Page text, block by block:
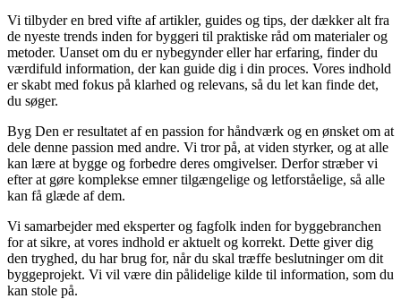
Vi tilbyder en bred vifte af artikler, guides og tips, der dækker alt fra
de nyeste trends inden for byggeri til praktiske råd om materialer og
metoder. Uanset om du er nybegynder eller har erfaring, finder du
værdifuld information, der kan guide dig i din proces. Vores indhold
er skabt med fokus på klarhed og relevans, så du let kan finde det,
du søger.
Byg Den er resultatet af en passion for håndværk og en ønsket om at
dele denne passion med andre. Vi tror på, at viden styrker, og at alle
kan lære at bygge og forbedre deres omgivelser. Derfor stræber vi
efter at gøre komplekse emner tilgængelige og letforståelige, så alle
kan få glæde af dem.
Vi samarbejder med eksperter og fagfolk inden for byggebranchen
for at sikre, at vores indhold er aktuelt og korrekt. Dette giver dig
den tryghed, du har brug for, når du skal træffe beslutninger om dit
byggeprojekt. Vi vil være din pålidelige kilde til information, som du
kan stole på.